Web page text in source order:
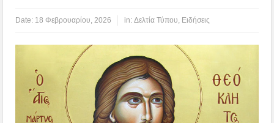
Date: 18 Φεβρουαρίου, 2026 in:Δελτία Τύπου Ειδήσεις